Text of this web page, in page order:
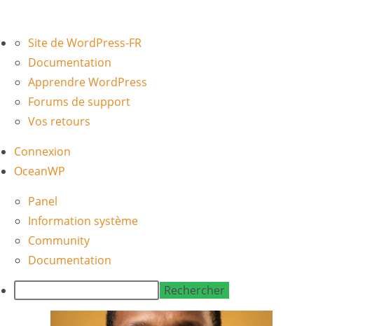
À
propos
WordPress
Site de WordPress-FR
Documentation
Apprendre WordPress
Forums de support
Vos retours
Connexion
OceanWP
Panel
Information système
Community
Documentation
Rechercher